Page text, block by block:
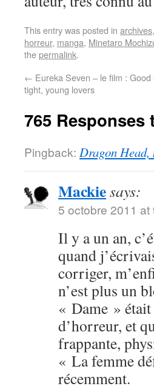
This entry was posted in archives,
horreur, manga, Minetaro
thepermalink.
← Eureka Seven – le film :
tight, young lovers
765 Responses
Pingback: Dragon Head,
Mackiesays:
5 octobre 2011 at
Il y a un an,
quand
corriger,
n’est plus un
« Dame »
d’horreur, et
frappante,
« La femme
récemment.